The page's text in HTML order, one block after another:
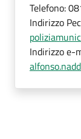
Telefono:
Indirizzo
Indirizzo e-